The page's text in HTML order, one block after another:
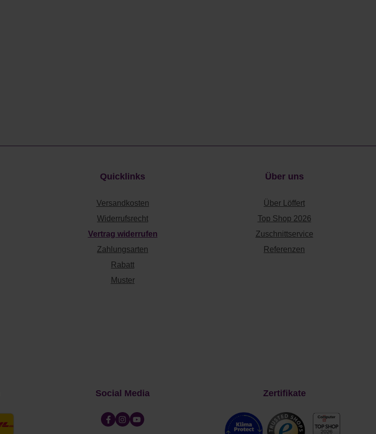
Quicklinks
Versandkosten
Widerrufsrecht
Vertrag widerrufen
Zahlungsarten
Rabatt
Muster
Über uns
Über Löffert
Top Shop 2026
Zuschnittservice
Referenzen
Social Media Zertifikate